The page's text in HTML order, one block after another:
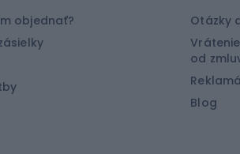
šortky
tričká
objednať?
Otázky
od
Blog